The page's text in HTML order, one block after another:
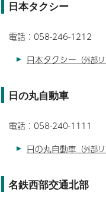
日本タクシー
電話：058-246-1212
日本タクシー （外部
日の丸自動車
電話：058-240-1111
日の丸自動車 （外部
名鉄西部交通北部